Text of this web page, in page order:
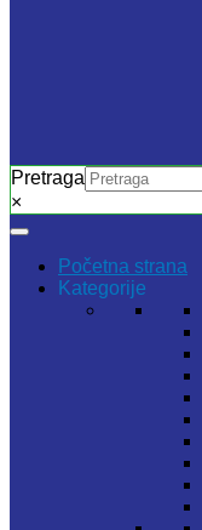
Pretraga
×
Početna strana
Kategorije